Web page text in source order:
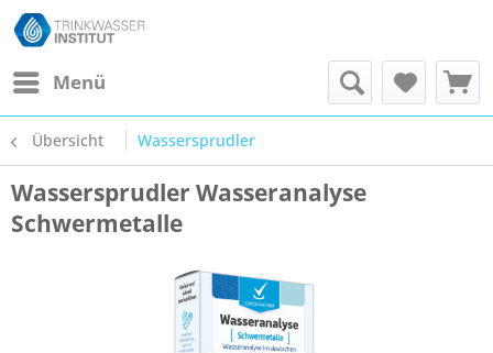
Menü
Übersicht Wassersprudler
Wassersprudler Wasseranalyse
Schwermetalle